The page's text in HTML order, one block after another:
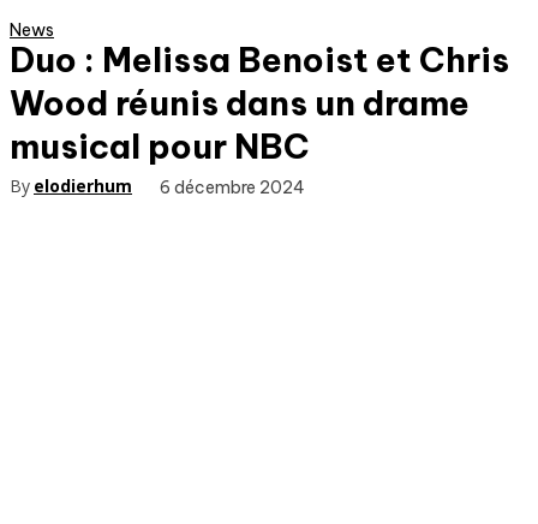
News
Duo : Melissa Benoist et Chris
Wood réunis dans un drame
musical pour NBC
By elodierhum 6 décembre 2024